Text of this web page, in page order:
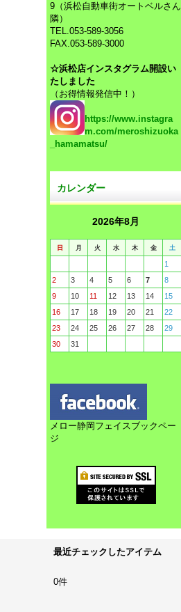
9（浜松自動車街オートベルさん
隣）
TEL.053-589-3056
FAX.053-589-3000
☆浜松店インスタグラム開設い
たしました
（お得情報発信中！）
https://www.instagra
m.com/meroshizuoka
_hamamatsu/
カレンダー
2026年8月
日 月 火 水 木 金 土
1
2
3 4 5 6 7
8
9
10 11 12 13 14
15
16
17 18 19 20 21
22
23
24 25 26 27 28
29
30
31
メロー静岡フェイスブックペー
ジ
最近チェックしたアイテム
0件